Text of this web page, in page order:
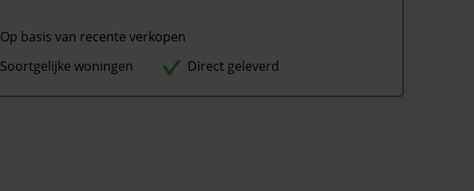
Op basis van recente verkopen
Soortgelijke woningen
Direct geleverd